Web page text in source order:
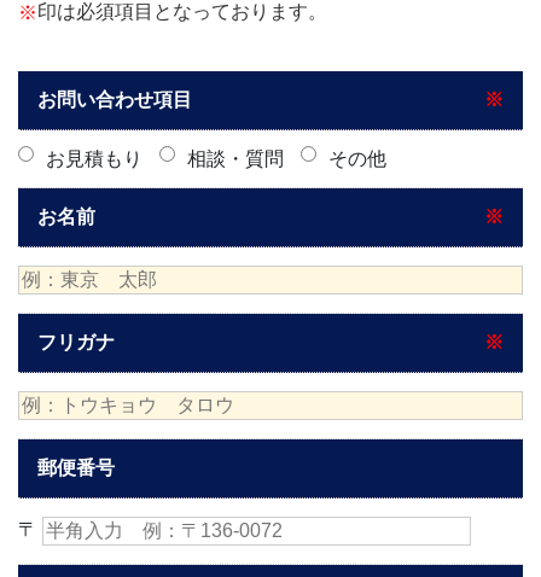
※印は必須項目となっております。
お問い合わせ項目 ※
お見積もり 相談・質問 その他
お名前 ※
フリガナ ※
郵便番号
〒